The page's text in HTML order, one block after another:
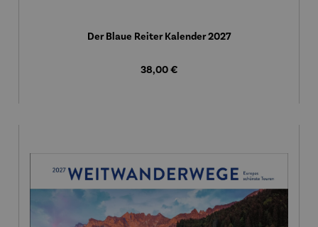
Der Blaue Reiter Kalender 2027
Regulärer Preis:
38,00 €